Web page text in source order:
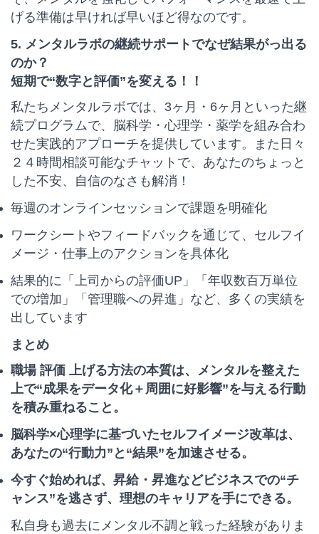
げる準備は早ければ早いほど得なのです。
5. メンタルラボの継続サポートでなぜ結果がっ出る
のか？
短期で“数字と評価”を変える！！
私たちメンタルラボでは、3ヶ月・6ヶ月といった継
続プログラムで、脳科学・心理学・薬学を組み合わ
せた実践的アプローチを提供しています。また日々
２４時間相談可能なチャットで、あなたのちょっと
した不安、自信のなさも解消！
毎週のオンラインセッションで課題を明確化
ワークシートやフィードバックを通じて、セルフイ
メージ・仕事上のアクションを具体化
結果的に「上司からの評価UP」「年収数百万単位
での増加」「管理職への昇進」など、多くの実績を
出しています
まとめ
職場 評価 上げる方法の本質は、メンタルを整えた
上で“成果をデータ化＋周囲に好影響”を与える行動
を積み重ねること。
脳科学×心理学に基づいたセルフイメージ改革は、
あなたの“行動力”と“結果”を加速させる。
今すぐ始めれば、昇給・昇進などビジネスでの“チ
ャンス”を逃さず、理想のキャリアを手にできる。
私自身も過去にメンタル不調と戦った経験がありま